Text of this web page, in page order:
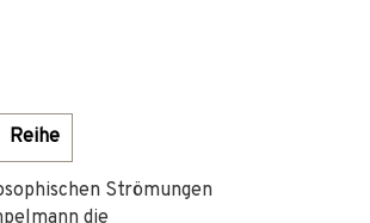
Reihe
Strömungen
die